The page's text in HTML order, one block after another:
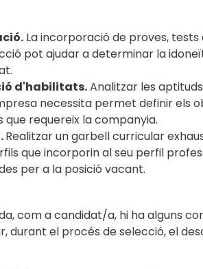
La incorporació de proves,
pot ajudar a determinar la
d'habilitats.Analitzar les
necessita permet definir els
que requereix la companyia.
Realitzar un garbell curricular
que incorporin al seu perfil
per a la posició vacant.
com a candidat/a, hi ha alguns
durant el procés de selecció, el